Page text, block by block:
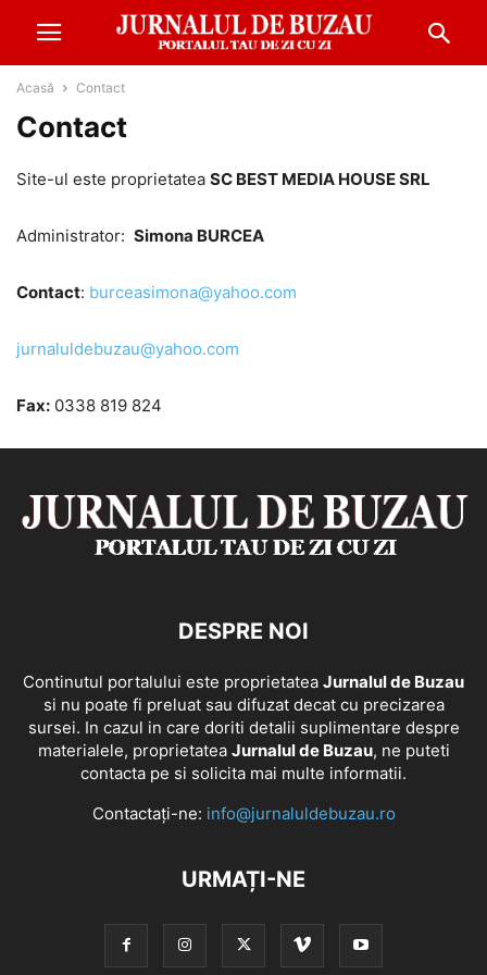
Acasă Contact
Contact
Site-ul este proprietatea SC BEST MEDIA HOUSE SRL
Administrator: Simona BURCEA
Contact: burceasimona@yahoo.com
jurnaluldebuzau@yahoo.com
Fax: 0338 819 824
DESPRE NOI
Continutul portalului este proprietatea Jurnalul de Buzau
si nu poate fi preluat sau difuzat decat cu precizarea
sursei. In cazul in care doriti detalii suplimentare despre
materialele, proprietatea Jurnalul de Buzau, ne puteti
contacta pe si solicita mai multe informatii.
Contactați-ne: info@jurnaluldebuzau.ro
URMAȚI-NE